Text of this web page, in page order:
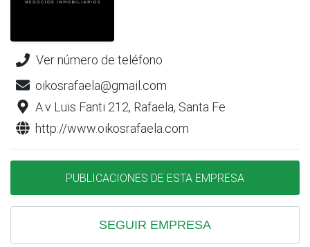
Ver número de teléfono
oikosrafaela@gmail.com
A.v Luis Fanti 212, Rafaela, Santa Fe
http://www.oikosrafaela.com
PUBLICACIONES DE ESTA EMPRESA
SEGUIR EMPRESA